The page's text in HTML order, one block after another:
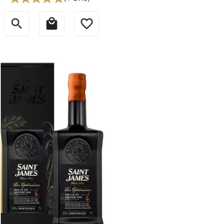
Prix
  